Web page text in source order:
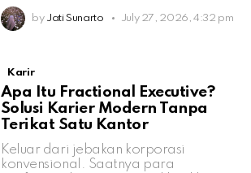
by Jati Sunarto July 27, 2026, 4:32 pm
Karir
Apa Itu Fractional Executive?
Solusi Karier Modern Tanpa
Terikat Satu Kantor
Keluar dari jebakan korporasi
konvensional. Saatnya para